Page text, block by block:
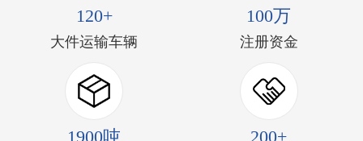
120+
大件运输车辆
100万
注册资金
1900吨 200+